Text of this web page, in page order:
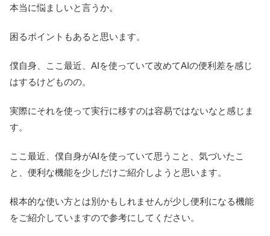
本当に悩ましいと言うか。
困るポイントもあると思います。
僕自身、ここ最近、AIを使っていて改めてAIの便利差を感じ
はするけどものの。
実際にそれを使って実行に移すのは容易ではないなと感じま
す。
ここ最近、僕自身がAIを使っていて思うこと、気づいたこ
と、便利な機能を少しだけご紹介しようと思います。
根本的な使い方とは別かもしれませんが少し便利になる機能
をご紹介していますので参考にしてください。